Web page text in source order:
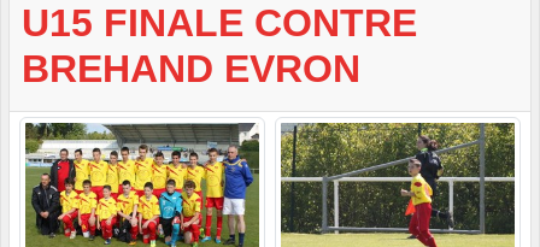
U15 FINALE CONTRE
BREHAND EVRON